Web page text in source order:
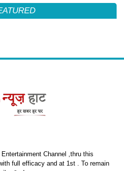
Channel ,thru this
full efficacy and at 1st . To remain